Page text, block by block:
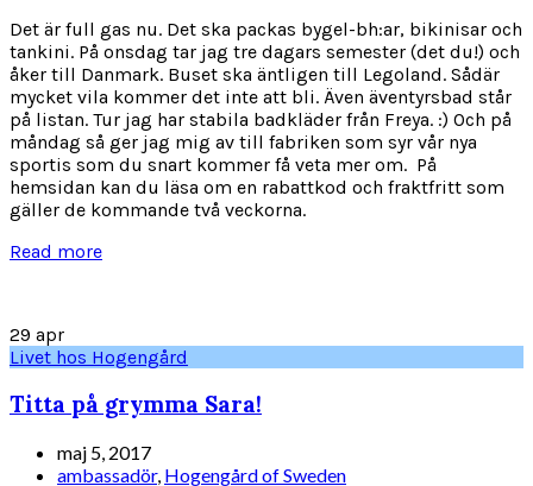
Det är full gas nu. Det ska packas bygel-bh:ar, bikinisar och
tankini. På onsdag tar jag tre dagars semester (det du!) och
åker till Danmark. Buset ska äntligen till Legoland. Sådär
mycket vila kommer det inte att bli. Även äventyrsbad står
på listan. Tur jag har stabila badkläder från Freya. :) Och på
måndag så ger jag mig av till fabriken som syr vår nya
sportis som du snart kommer få veta mer om. På
hemsidan kan du läsa om en rabattkod och fraktfritt som
gäller de kommande två veckorna.
Read more
29 apr
Livet hos Hogengård
Titta på grymma Sara!
maj 5, 2017
ambassadör, Hogengård of Sweden